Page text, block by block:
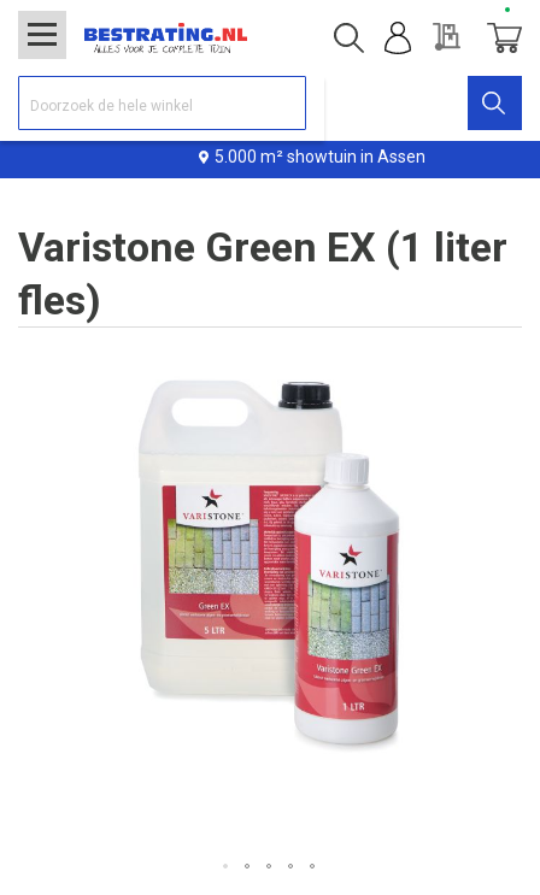
5.000 m² showtuin in Assen
Offerte
Varistone Green EX (1 liter
fles)